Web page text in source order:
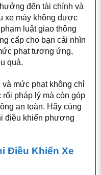
đến tài chính và
xe máy không được
luật giao thông
cấp cho bạn cái nhìn
phạt tương ứng,
quả.
mức phạt không chỉ
pháp lý mà còn góp
an toàn. Hãy cùng
điều khiển phương
Điều Khiển Xe